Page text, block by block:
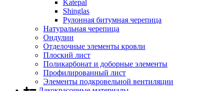
Katepal
Shinglas
Рулонная битумная черепица
Натуральная черепица
Ондулин
Отделочные элементы кровли
Плоский лист
Поликарбонат и доборные элементы
Профилированный лист
Элементы подкровельной вентиляции